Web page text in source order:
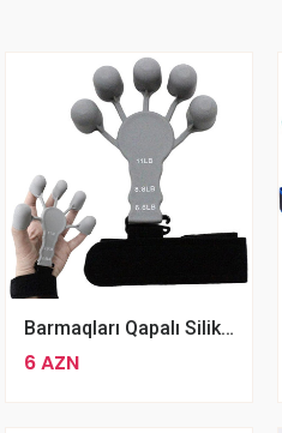
Barmaqları Qapalı Silikon Bilək Trinajoru Təkmilləşdirilmiş Qapalı Rezin Espander
6 AZN